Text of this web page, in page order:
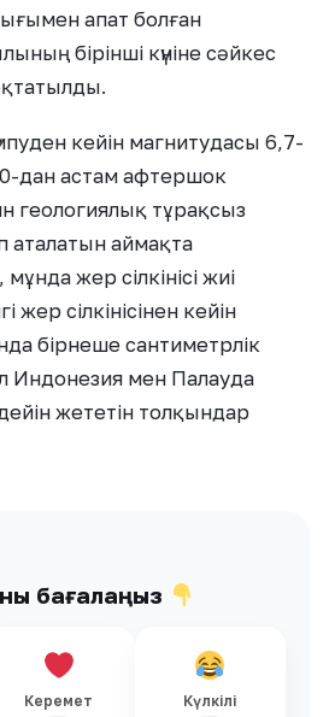
апат болған
бірінші күніне сәйкес
кейін магнитудасы 6,7-
дан астам афтершок
геологиялық тұрақсыз
аймақта
жер сілкінісі жиі
жер сілкінісінен кейін
бірнеше сантиметрлік
Индонезия мен Палауда
жететін толқындар
бағалаңыз
Керемет Күлкілі